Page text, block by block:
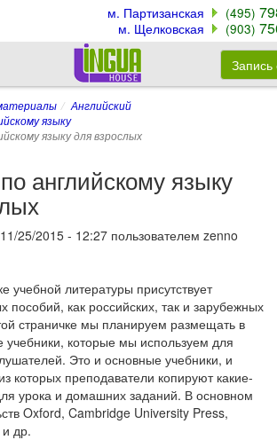
Английский
языку
языку для взрослых
английскому языку
25/2015 - 12:27 пользователем zenno
литературы присутствует
пособий, как российских, так и зарубежных
страничке мы планируем размещать в
учебники, которые мы используем для
Это и основные учебники, и
которых преподаватели копируют какие-
урока и домашних заданий. В основном
Oxford, Cambridge University Press,
др.
м. Партизанская (495)
м. Щелковская (903)